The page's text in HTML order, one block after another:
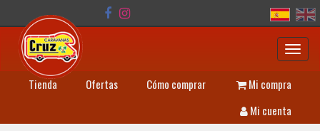
Tienda Ofertas Cómo comprar
Mi compra
Mi cuenta